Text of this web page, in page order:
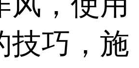
技巧，施